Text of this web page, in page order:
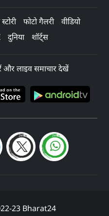
फोटो गैलरी
वीडियो
दुनिया शॉर्ट्स
और लाइव समाचार देखें
23 Bharat24